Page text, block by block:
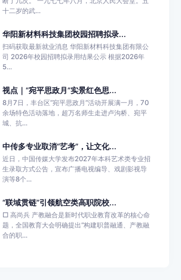
十二岁的武...
华阳新材料科技集团校园招聘拟录...
扫码获取最新就业消息 华阳新材料科技集团有限公
司 2026年校园招聘拟录用结果公示 根据2026年
5...
视点｜“宛平思政月”实景红色思...
8月7日，丰台区“宛平思政月”活动开展满一月，70
余场特色活动落地，超万名师生走进卢沟桥、宛平
城、抗...
中传多专业取消“艺考”，让文化...
近日，中国传媒大学发布2027年本科艺术类专业招
生录取方式公告，宣布广播电视编导、戏剧影视导
演等8个...
“联域贯链”引领航空类高职院校...
□ 高尚兵 产教融合是新时代职业教育改革的核心命
题，全国教育大会明确提出“构建职普融通、产教融
合的职...